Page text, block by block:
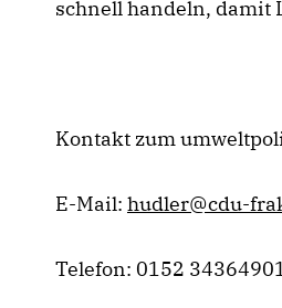
schnell handeln, damit
Kontakt zum
E-Mail: hudler@cdu-
Telefon: 0152 34364901